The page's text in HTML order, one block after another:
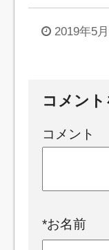
2019年5
コメン
コメント
*お名前